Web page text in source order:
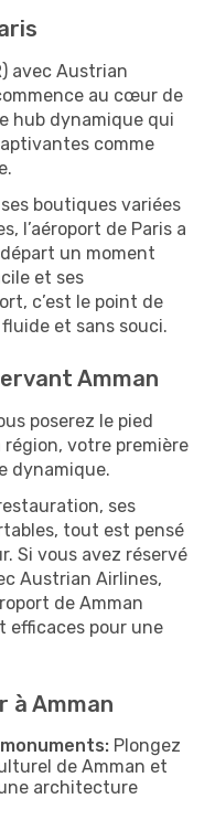
avec Austrian
au cœur de
hub dynamique qui
comme
boutiques variées
l’aéroport de Paris a
un moment
et ses
c’est le point de
et sans souci.
Amman
poserez le pied
votre première
dynamique.
ses
tout est pensé
Si vous avez réservé
Austrian Airlines,
de Amman
efficaces pour une
à Amman
Plongez
de Amman et
architecture